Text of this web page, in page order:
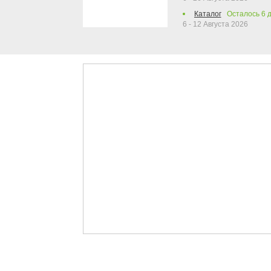
Каталог
Осталось 6
6 - 12 Августа 2026